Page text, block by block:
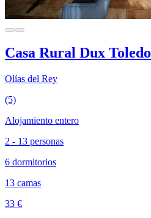
Casa Rural Dux Toledo
Olías del Rey
(5)
Alojamiento entero
2 - 13 personas
6 dormitorios
13 camas
33 €